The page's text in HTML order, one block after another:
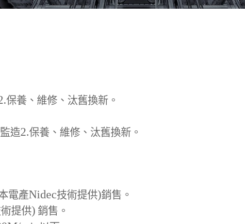
保養、維修、汰舊換新。
造2.保養、維修、汰舊換新。
電產Nidec技術提供)銷售。
提供) 銷售。